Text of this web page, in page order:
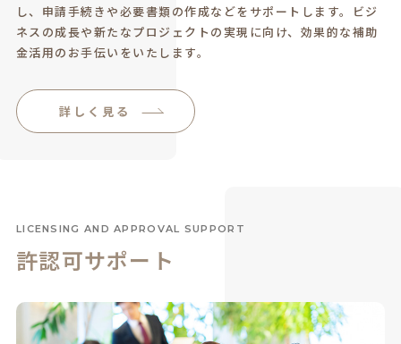
し、申請手続きや必要書類の作成などをサポートします。ビジ
ネスの成長や新たなプロジェクトの実現に向け、効果的な補助
金活用のお手伝いをいたします。
詳しく見る
LICENSING AND APPROVAL SUPPORT
許認可サポート